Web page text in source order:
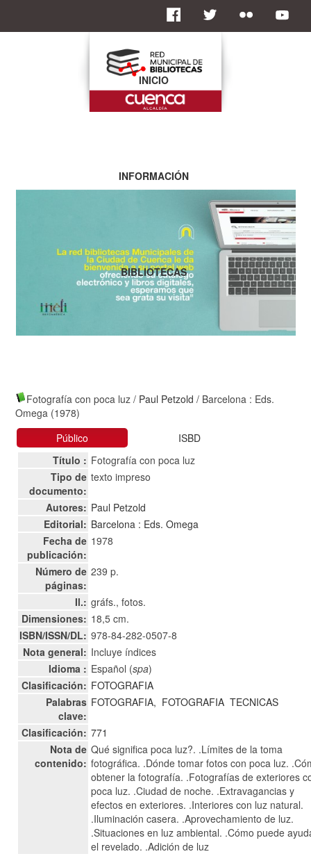
Fotografía con poca luz / Paul Petzold / Barcelona : Eds.
Omega (1978)
Público
ISBD
Título : Fotografía con poca luz
Tipo de
documento:
texto impreso
Autores: Paul Petzold
Editorial: Barcelona : Eds. Omega
Fecha de
publicación:
1978
Número de
páginas:
239 p.
Il.: gráfs., fotos.
Dimensiones: 18,5 cm.
ISBN/ISSN/DL: 978-84-282-0507-8
Nota general: Incluye índices
Idioma : Español (spa)
Clasificación: FOTOGRAFIA
Palabras
clave:
FOTOGRAFIA, FOTOGRAFIA TECNICAS
Clasificación: 771
Nota de
contenido:
Qué significa poca luz?. .Límites de la toma
fotográfica. .Dónde tomar fotos con poca luz.
obtener la fotografía. .Fotografías de exteriores
poca luz. .Ciudad de noche. .Extravagancias y
efectos en exteriores. .Interiores con luz natural.
.Iluminación casera. .Aprovechamiento de luz.
.Situaciones en luz ambiental. .Cómo puede
el revelado. .Adición de luz
INICIO
INFORMACIÓN
BIBLIOTECAS